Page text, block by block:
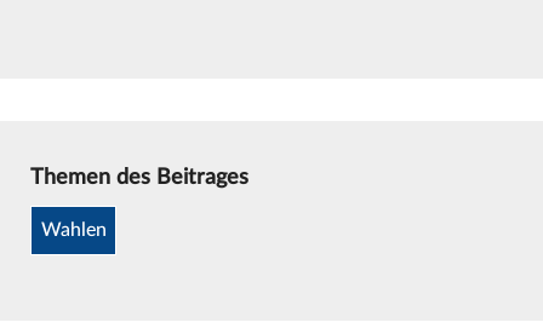
Themen des Beitrages
Wahlen